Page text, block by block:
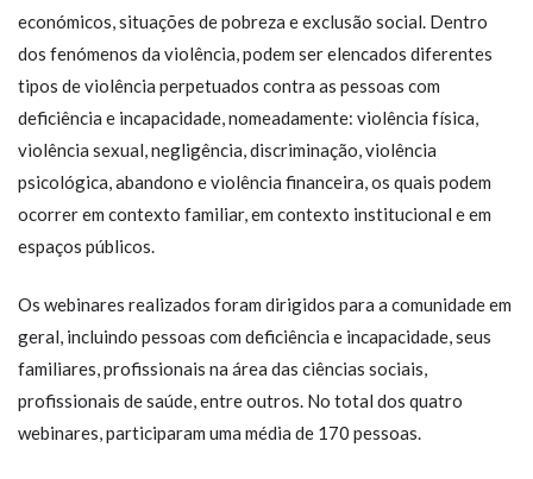
económicos, situações de pobreza e exclusão social. Dentro
dos fenómenos da violência, podem ser elencados diferentes
tipos de violência perpetuados contra as pessoas com
deficiência e incapacidade, nomeadamente: violência física,
violência sexual, negligência, discriminação, violência
psicológica, abandono e violência financeira, os quais podem
ocorrer em contexto familiar, em contexto institucional e em
espaços públicos.
Os webinares realizados foram dirigidos para a comunidade em
geral, incluindo pessoas com deficiência e incapacidade, seus
familiares, profissionais na área das ciências sociais,
profissionais de saúde, entre outros. No total dos quatro
webinares, participaram uma média de 170 pessoas.